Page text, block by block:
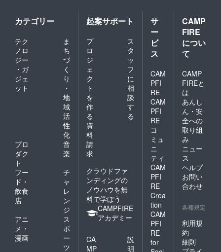
カテゴリー
テク
ノロ
ジー
・ガ
ジェ
ット
ま
ち
づ
く
り
・
地
域
活
性
化
プロ
ダク
ト
音
楽
フー
ド・
飲食
店
チ
ャ
レ
ン
ジ
アニ
メ・
漫画
ス
ポ
ー
ツ
起案サポート
プ
ロ
ジ
ェ
ク
ト
を
作
る
ス
タ
ッ
フ
に
相
談
す
る
資
料
請
求
クラウドファ
ンディングの
ノウハウを無
料で学ぼう
CAMPFIRE
アカデミー
CA
MP
説
明
サ
ー
ビ
ス
CAM
PFI
RE
CAM
PFI
RE
コ
ミュ
ニ
ティ
CAM
PFI
RE
Crea
tion
CAM
PFI
RE
for
CAMP
FIRE
につい
て
CAMP
FIREと
は
あんし
ん・安
全への
取り組
み
ニュー
ス
ヘルプ
お問い
合わせ
各種規定
利用規
約
細則